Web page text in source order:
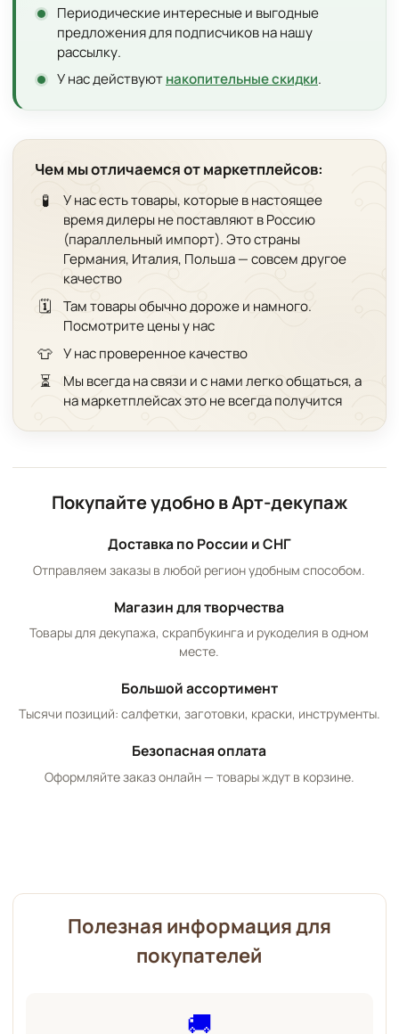
Периодические интересные и выгодные
предложения для подписчиков на нашу
рассылку.
У нас действуютнакопительные скидки.
Чем мы отличаемся от маркетплейсов:
🧪
У нас есть товары, которые в настоящее
время дилеры не поставляют в Россию
(параллельный импорт). Это страны
Германия, Италия, Польша — совсем другое
качество
🗓️
Там товары обычно дороже и намного.
Посмотрите цены у нас
👕 У нас проверенное качество
⏳
Мы всегда на связи и с нами легко общаться, а
на маркетплейсах это не всегда получится
Покупайте удобно в Арт-декупаж
Доставка по России и СНГ
Отправляем заказы в любой регион удобным способом.
Магазин для творчества
Товары для декупажа, скрапбукинга и рукоделия в одном
месте.
Большой ассортимент
Тысячи позиций: салфетки, заготовки, краски, инструменты.
Безопасная оплата
Оформляйте заказ онлайн — товары ждут в корзине.
Полезная информация для
покупателей
🚚